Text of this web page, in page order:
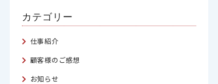
カテゴリー
仕事紹介
顧客様のご感想
お知らせ